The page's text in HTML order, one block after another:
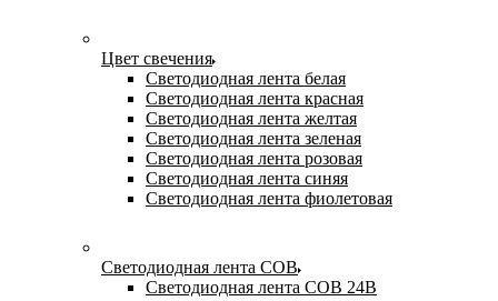
Цвет свечения
Светодиодная лента белая
Светодиодная лента красная
Светодиодная лента желтая
Светодиодная лента зеленая
Светодиодная лента розовая
Светодиодная лента синяя
Светодиодная лента фиолетовая
Светодиодная лента COB
Светодиодная лента COB 24В